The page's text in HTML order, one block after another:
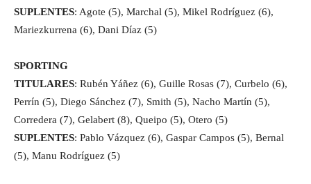
SUPLENTES: Agote (5), Marchal (5), Mikel Rodríguez (6),
Mariezkurrena (6), Dani Díaz (5)
SPORTING
TITULARES: Rubén Yáñez (6), Guille Rosas (7), Curbelo (6),
Perrín (5), Diego Sánchez (7), Smith (5), Nacho Martín (5),
Corredera (7), Gelabert (8), Queipo (5), Otero (5)
SUPLENTES: Pablo Vázquez (6), Gaspar Campos (5), Bernal
(5), Manu Rodríguez (5)